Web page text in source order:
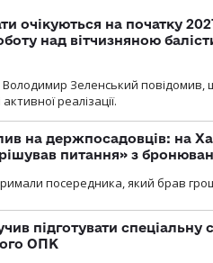
очікуються на початку
над вітчизняною
Зеленський повідомив,
реалізації.
на держпосадовців: на
питання» з
посередника, який брав
підготувати спеціальну
ОПК